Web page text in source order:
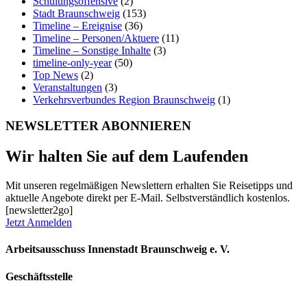
Stadt Braunschweig (153)
Timeline – Ereignise (36)
Timeline – Personen/Aktuere (11)
Timeline – Sonstige Inhalte (3)
timeline-only-year(50)
Top News (2)
Veranstaltungen (3)
Verkehrsverbundes Region Braunschweig (1)
NEWSLETTER ABONNIEREN
Wir halten Sie auf dem Laufenden
Mit unseren regelmäßigen Newslettern erhalten Sie Reisetipps und
aktuelle Angebote direkt per E-Mail. Selbstverständlich kostenlos.
[newsletter2go]
Jetzt Anmelden
Arbeitsausschuss Innenstadt Braunschweig e. V.
Geschäftsstelle